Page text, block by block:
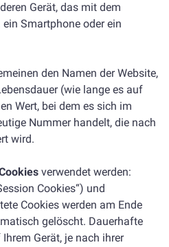
Gerät, das mit dem
ein Smartphone oder ein
den Namen der Website,
(wie lange es auf
Wert, bei dem es sich im
Nummer handelt, die nach
wird.
verwendet werden:
Cookies“) und
Cookies werden am Ende
gelöscht. Dauerhafte
Gerät, je nach ihrer